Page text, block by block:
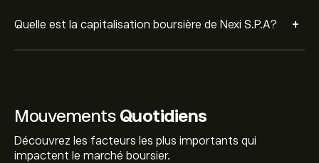
Quelle est la capitalisation boursière de Nexi S.P.A? +
Mouvements Quotidiens
Découvrez les facteurs les plus importants qui
impactent le marché boursier.